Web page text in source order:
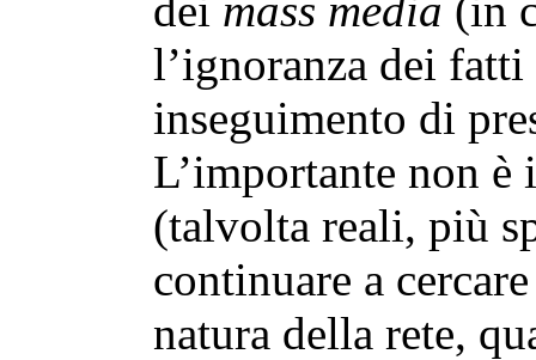
l’ignoranza dei
inseguimento di
L’importante non è
(talvolta reali, più
continuare a
natura della rete,